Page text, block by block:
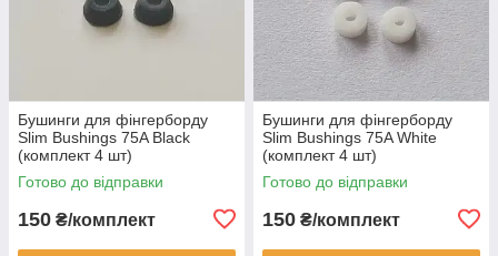
Бушинги для фінгерборду
Slim Bushings 75A Black
(комплект 4 шт)
Готово до відправки
150 ₴/комплект
Бушинги для фінгерборду
Slim Bushings 75A White
(комплект 4 шт)
Готово до відправки
150 ₴/комплект